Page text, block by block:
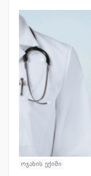
ოჯახის ექიმი